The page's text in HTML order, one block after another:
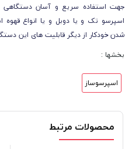
جهت استفاده سریع و آسان دستگاهی
اسپرسو تک و یا دوبل و یا انواع
شدن خودکار از دیگر قابلیت های این
بخشها :
اسپرسوساز
محصولات مرتبط